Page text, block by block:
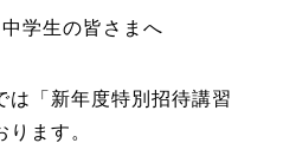
学生の皆さまへ
は「新年度特別招待講習
ります。